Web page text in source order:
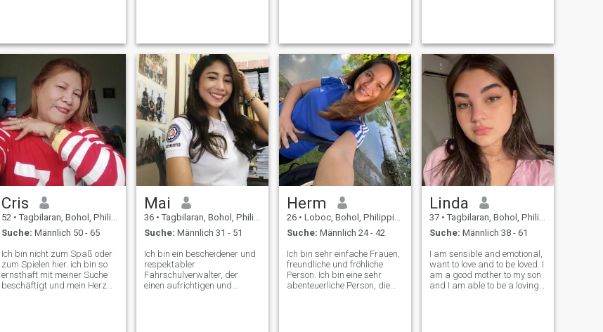
passiert. Wenn du mehr über
mich wissen willst, dann
lass uns reden😊 Ich gehe
jetzt aus, um zu heiraten!
liebe Reisen und liebe es,
neue Dinge auszuprobieren,
fürsorglich, liebevoll, gütig,
ich bin familienorientiert,
helfe meinen Eltern bei ihrem
Geschäft, das getrockneten
Fisch verkauft.
können draußen gegrillt
werden. Ich liebe
Gartenarbeit und ich habe
viele grüne Pflanzen
draußen. Ich liebe es auch an
schönen Stränden zu gehen.
Gute Restaurants und
Hotels, in denen ich gerne
neue Dinge erforsche die
Insel Bohol.
bond—not just as mother
and daughter
Cris
52 • Tagbilaran, Bohol, Philippinen
Suche: Männlich 50 - 65
Ich bin nicht zum Spaß oder
zum Spielen hier. ich bin so
ernsthaft mit meiner Suche
beschäftigt und mein Herz
Mai
36 • Tagbilaran, Bohol, Philippinen
Suche: Männlich 31 - 51
Ich bin ein bescheidener und
respektabler
Fahrschulverwalter, der
einen aufrichtigen und
Herm
26 • Loboc, Bohol, Philippinen
Suche: Männlich 24 - 42
Ich bin sehr einfache Frauen,
freundliche und fröhliche
Person. Ich bin eine sehr
abenteuerliche Person, die
Linda
37 • Tagbilaran, Bohol, Philippinen
Suche: Männlich 38 - 61
I am sensible and emotional,
want to love and to be loved. I
am a good mother to my son
and I am able to be a loving